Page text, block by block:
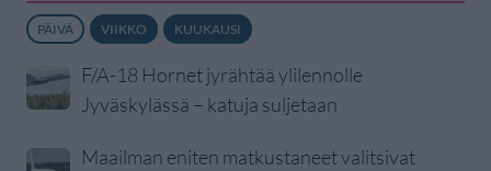
PÄIVÄ VIIKKO KUUKAUSI
F/A-18 Hornet jyrähtää ylilennolle
Jyväskylässä – katuja suljetaan
Maailman eniten matkustaneet valitsivat